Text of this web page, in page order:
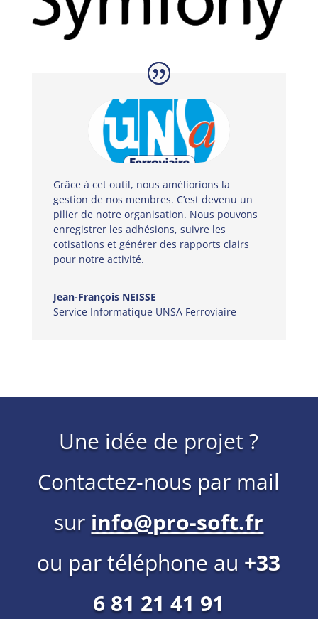
Grâce à cet outil, nous améliorions la
gestion de nos membres. C’est devenu un
pilier de notre organisation. Nous pouvons
enregistrer les adhésions, suivre les
cotisations et générer des rapports clairs
pour notre activité.
Jean-François NEISSE
Service Informatique UNSA Ferroviaire
Une idée de projet ?
Contactez-nous par mail
sur info@pro-soft.fr
ou par téléphone au +33
6 81 21 41 91